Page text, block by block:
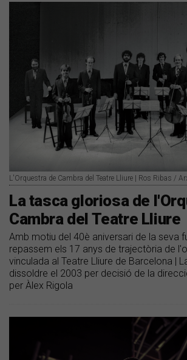
L'Orquestra de Cambra del Teatre Lliure | Ros Ribas /
La tasca gloriosa de
Cambra del Teatre Lliure
Amb motiu del 40è aniversari de la seva
repassem els 17 anys de trajectòria de
vinculada al Teatre Lliure de Barcelona |
dissoldre el 2003 per decisió de la
per Àlex Rigola